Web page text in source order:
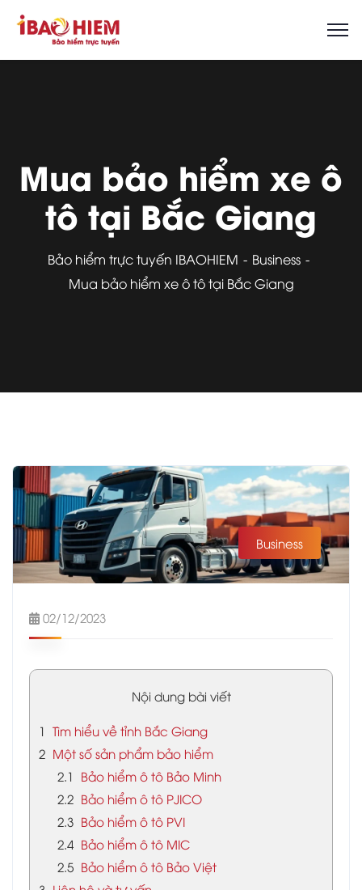
Mua bảo hiểm xe ô
tô tại Bắc Giang
Bảo hiểm trực tuyến IBAOHIEM
Business
Mua bảo hiểm xe ô tô tại Bắc Giang
Business
02/12/2023
Nội dung bài viết
1 Tìm hiểu về tỉnh Bắc Giang
2 Một số sản phẩm bảo hiểm
2.1
Bảo hiểm ô tô Bảo Minh
2.2 Bảo hiểm ô tô PJICO
2.3 Bảo hiểm ô tô PVI
2.4 Bảo hiểm ô tô MIC
2.5 Bảo hiểm ô tô Bảo Việt